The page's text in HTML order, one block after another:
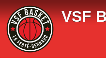
VSF
Panneau de gestion des